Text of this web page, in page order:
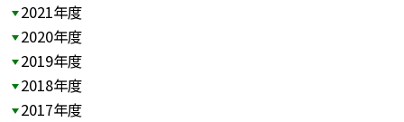
2021年度
2020年度
2019年度
2018年度
2017年度